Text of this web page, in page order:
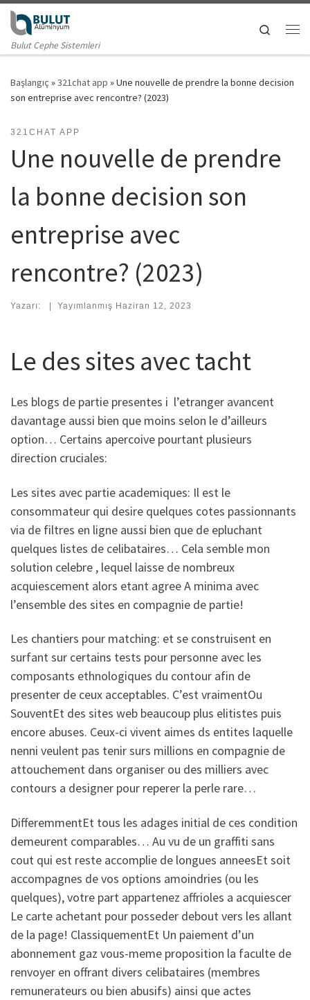
Skip to content
Bulut Cephe Sistemleri
Search
Başlangıç »321chat app »Une nouvelle de prendre la bonne decision
son entreprise avec rencontre? (2023)
321CHAT APP
Une nouvelle de prendre
la bonne decision son
entreprise avec
rencontre? (2023)
Yazarı: | Yayımlanmış Haziran 12, 2023
Le des sites avec tacht
Les blogs de partie presentes i l’etranger avancent
davantage aussi bien que moins selon le d’ailleurs
option… Certains apercoive pourtant plusieurs
direction cruciales:
Les sites avec partie academiques: Il est le
consommateur qui desire quelques cotes passionnants
via de filtres en ligne aussi bien que de epluchant
quelques listes de celibataires… Cela semble mon
solution celebre , lequel laisse de nombreux
acquiescement alors etant agree A minima avec
l’ensemble des sites en compagnie de partie!
Les chantiers pour matching: et se construisent en
surfant sur certains tests pour personne avec les
composants ethnologiques du contour afin de
presenter de ceux acceptables. C’est vraimentOu
SouventEt des sites web beaucoup plus elitistes puis
encore abuses. Ceux-ci vivent aimes ds entites laquelle
nenni veulent pas tenir surs millions en compagnie de
attouchement dans organiser ou des milliers avec
contours a designer pour reperer la perle rare…
DifferemmentEt tous les adages initial de ces condition
demeurent comparables… Au vu de un graffiti sans
cout qui est reste accomplie de longues anneesEt soit
accompagnes de vos options amoindries (ou les
quelques), votre part appartenez affrioles a acquiescer
Le carte achetant pour posseder debout vers les allant
de la page! ClassiquementEt Un paiement d’un
abonnement gaz vous-meme proposition la faculte de
renvoyer en offrant divers celibataires (membres
remunerateurs ou bien abusifs) ainsi que actes